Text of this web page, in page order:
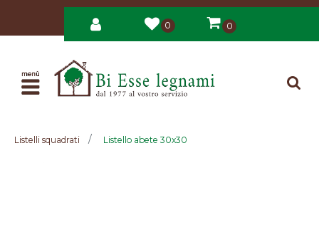
0 0
Open
Listelli squadrati Listello abete 30x30